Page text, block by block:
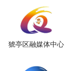
猇亭区融媒体中心